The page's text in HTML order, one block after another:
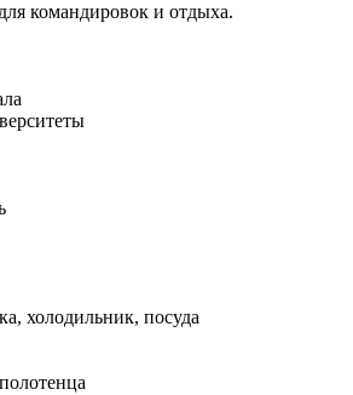
командировок и отдыха.
холодильник, посуда